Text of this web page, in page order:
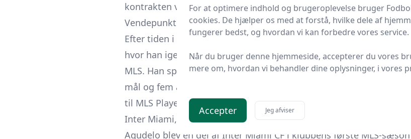
kontrakten ved gensidig aftale.
Vendepunkt og retur til MLS
Efter tiden i Europa vendte Agudelo tilbage til New England
hvor han igen blev en del af klubbens offensive trup og fortsatte
MLS. Han spillede flere sæsoner i New England, hvor han i 2016
mål og fem assists, og i 2017 opnåede han en personlig
til MLS Player of the Week i forbindelse med en kamp, hvor han
Inter Miami, Minnesota United og Birmingham Legion
Agudelo blev en del af Inter Miami CF i klubbens første MLS-
For at optimere indhold og brugeroplevelse bruger
cookies. De hjælper os med at forstå, hvilke dele af
fungerer bedst, og hvordan vi kan forbedre vores service.
Når du bruger denne hjemmeside, accepterer du vores
mere om, hvordan vi behandler dine oplysninger, i vores
Accepter Jeg afviser